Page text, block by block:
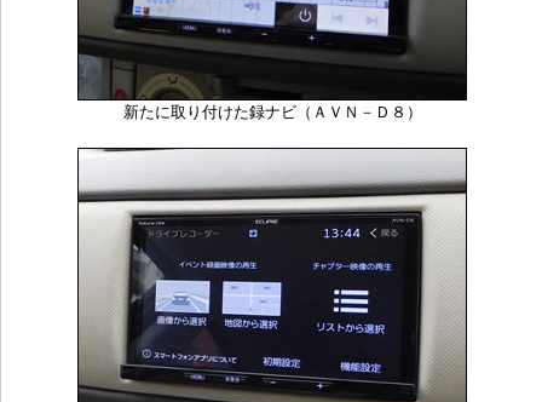
新たに取り付けた録ナビ（ＡＶＮ－Ｄ８）